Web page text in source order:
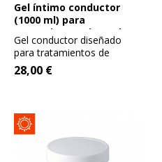
Gel íntimo conductor
(1000 ml) para
tratamientos de suelo
pélvico con tecnología
Winback.
Gel conductor diseñado
para tratamientos de
transferencia de energía...
28,00 €